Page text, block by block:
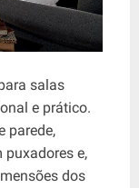
salas
e prático.
parede,
puxadores e,
dos